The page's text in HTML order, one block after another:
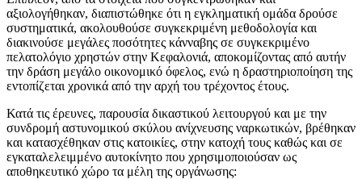
αξιολογήθηκαν, διαπιστώθηκε ότι η εγκληματική ομάδα δρούσε
συστηματικά, ακολουθούσε συγκεκριμένη μεθοδολογία και
διακινούσε μεγάλες ποσότητες κάνναβης σε συγκεκριμένο
πελατολόγιο χρηστών στην Κεφαλονιά, αποκομίζοντας από αυτήν
την δράση μεγάλο οικονομικό όφελος, ενώ η δραστηριοποίηση της
εντοπίζεται χρονικά από την αρχή του τρέχοντος έτους.
Κατά τις έρευνες, παρουσία δικαστικού λειτουργού και με την
συνδρομή αστυνομικού σκύλου ανίχνευσης ναρκωτικών, βρέθηκαν
και κατασχέθηκαν στις κατοικίες, στην κατοχή τους καθώς και σε
εγκαταλελειμμένο αυτοκίνητο που χρησιμοποιούσαν ως
αποθηκευτικό χώρο τα μέλη της οργάνωσης: